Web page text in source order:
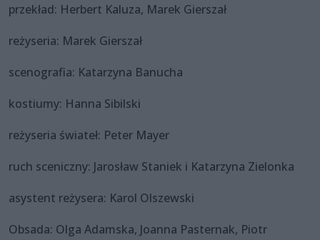
przekład: Herbert Kaluza, Marek Gierszał
reżyseria: Marek Gierszał
scenografia: Katarzyna Banucha
kostiumy: Hanna Sibilski
reżyseria świateł: Peter Mayer
ruch sceniczny: Jarosław Staniek i Katarzyna Zielonka
asystent reżysera: Karol Olszewski
Obsada: Olga Adamska, Joanna Pasternak, Piotr